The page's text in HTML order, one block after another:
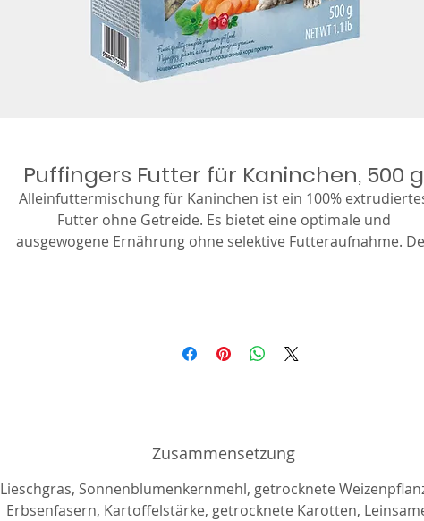
Puffingers Futter für Kaninchen, 500 g
Alleinfuttermischung für Kaninchen ist ein 100%
Futter ohne Getreide. Es bietet eine optimale und
ausgewogene Ernährung ohne selektive Futteraufnahme.
Schmackhaftigkeit des Futters und ergänzt die Ernährung mit
Zusammensetzung
Lieschgras, Sonnenblumenkernmehl, getrocknete
Erbsenfasern, Kartoffelstärke, getrocknete Karotten,